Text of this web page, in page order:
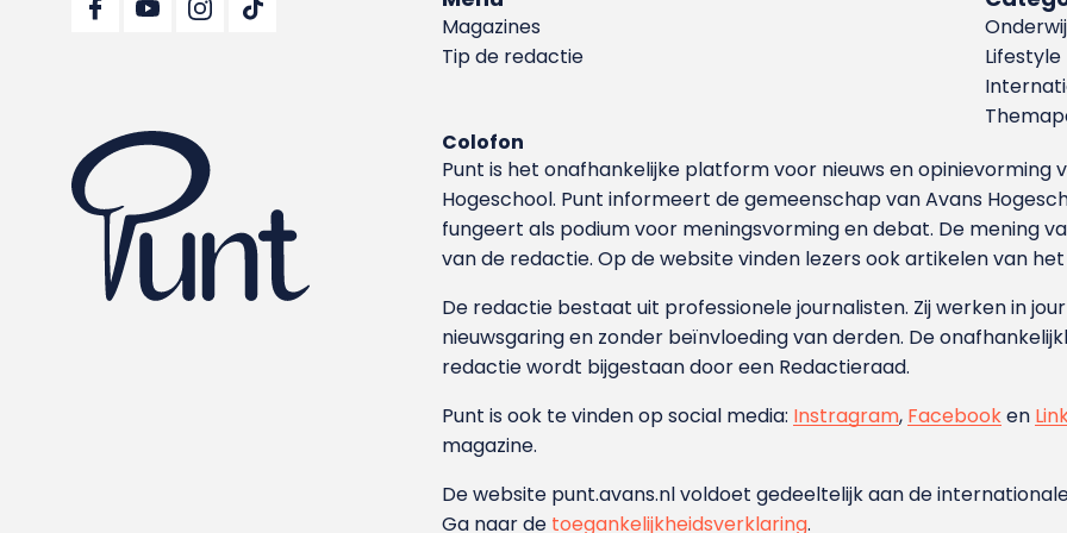
Magazines
Tip de redactie
Lifestyle
Colofon
Punt is het onafhankelijke platform voor nieuws en
Hoge­school. Punt informeert de gemeenschap van Avans
fungeert als podium voor meningsvorming en debat. De mening
van de redactie. Op de website vinden lezers ook artikelen van
De redactie bestaat uit professionele journalisten. Zij werken in
nieuwsgaring en zonder beïnvloeding van derden. De
redactie wordt bijgestaan door een Redactieraad.
Punt is ook te vinden op social media: Instragram, Facebooken
magazine.
De website punt.avans.nl voldoet gedeeltelijk aan de
Ga naar de toegankelijkheidsverklaring.